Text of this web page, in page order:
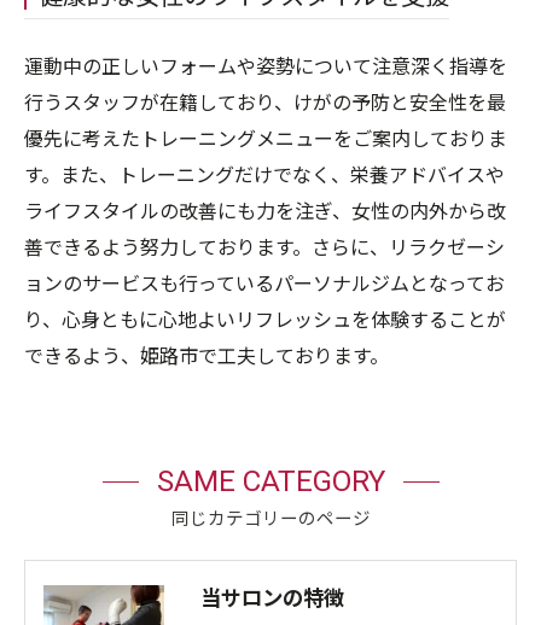
運動中の正しいフォームや姿勢について注意深く指導を
行うスタッフが在籍しており、けがの予防と安全性を最
優先に考えたトレーニングメニューをご案内しておりま
す。また、トレーニングだけでなく、栄養アドバイスや
ライフスタイルの改善にも力を注ぎ、女性の内外から改
善できるよう努力しております。さらに、リラクゼーシ
ョンのサービスも行っているパーソナルジムとなってお
り、心身ともに心地よいリフレッシュを体験することが
できるよう、姫路市で工夫しております。
同じカテゴリーのページ
SAME CATEGORY
当サロンの特徴